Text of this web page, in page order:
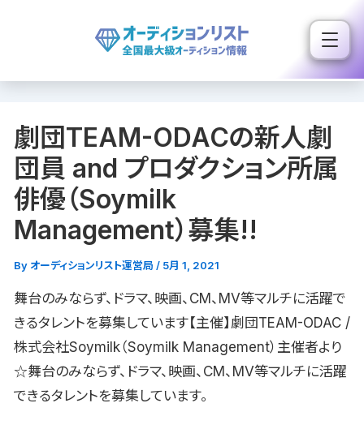
ス
劇団TEAM-ODACの新人劇
団員 and プロダクション所属
俳優（Soymilk
Management）募集!!
By オーディションリスト運営局 / 5月 1, 2021
舞台のみならず、ドラマ、映画、CM、MV等マルチに活躍で
きるタレントを募集しています【主催】劇団TEAM-ODAC /
株式会社Soymilk（Soymilk Management）主催者より
☆舞台のみならず、ドラマ、映画、CM、MV等マルチに活躍
できるタレントを募集しています。